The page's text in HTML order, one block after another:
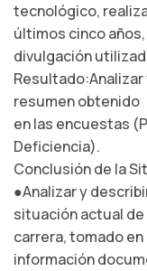
tecnológico,
últimos cinco
divulgación
resumen obtenido
en las encuestas
Deficiencia).
Conclusión de la
●Analizar y
situación actual de
carrera, tomado
información